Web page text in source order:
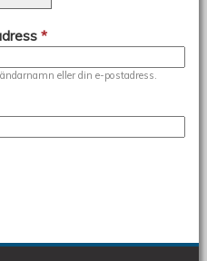
*
eller din e-postadress.